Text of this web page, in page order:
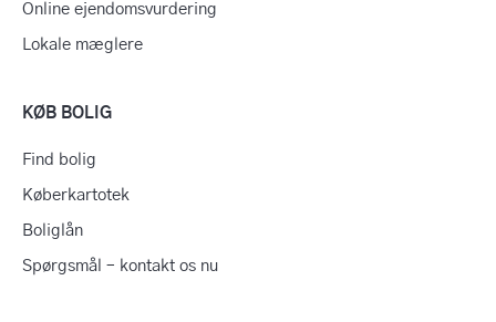
Online ejendomsvurdering
Lokale mæglere
KØB BOLIG
Find bolig
Køberkartotek
Boliglån
Spørgsmål – kontakt os nu